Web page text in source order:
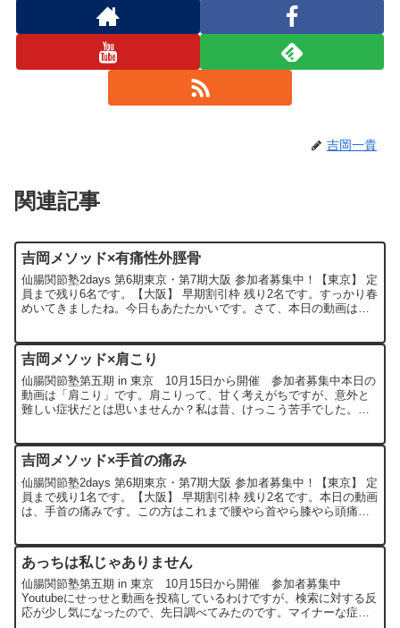
吉岡一貴
関連記事
吉岡メソッド×有痛性外脛骨
仙腸関節塾2days 第6期東京・第7期大阪 参加者募集中！【東京】 定
員まで残り6名です。【大阪】 早期割引枠 残り2名です。すっかり春
めいてきましたね。今日もあたたかいです。さて、本日の動画は
吉岡メソッド×肩こり
仙腸関節塾第五期 in 東京 10月15日から開催 参加者募集中本日の
動画は「肩こり」です。肩こりって、甘く考えがちですが、意外と
難しい症状だとは思いませんか？私は昔、けっこう苦手でした。な
吉岡メソッド×手首の痛み
仙腸関節塾2days 第6期東京・第7期大阪 参加者募集中！【東京】 定
員まで残り1名です。【大阪】 早期割引枠 残り2名です。本日の動画
は、手首の痛みです。この方はこれまで腰やら首やら膝やら頭痛や
あっちは私じゃありません
仙腸関節塾第五期 in 東京 10月15日から開催 参加者募集中
Youtubeにせっせと動画を投稿しているわけですが、検索に対する反
応が少し気になったので、先日調べてみたのです。マイナーな症例